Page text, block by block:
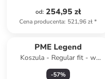
od: 254,95 zł
Cena producenta: 521,96 zł*
PME Legend
Koszula - Regular fit - w
kolorze khaki
-57%